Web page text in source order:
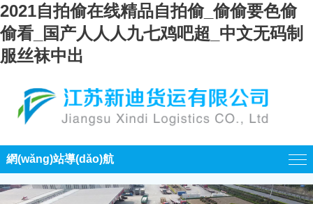
2021自拍偷在线精品自拍偷_偷偷要色偷
偷看_国产人人人九七鸡吧超_中文无码制
服丝袜中出
網(wǎng)站導(dǎo)航